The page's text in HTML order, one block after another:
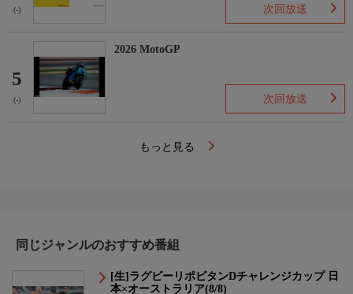
(-) 次回放送
5
(-)
2026 MotoGP
次回放送
もっと見る
同じジャンルのおすすめ番組
[生]ラグビーリポビタンDチャレンジカップ 日
本×オーストラリア(8/8)